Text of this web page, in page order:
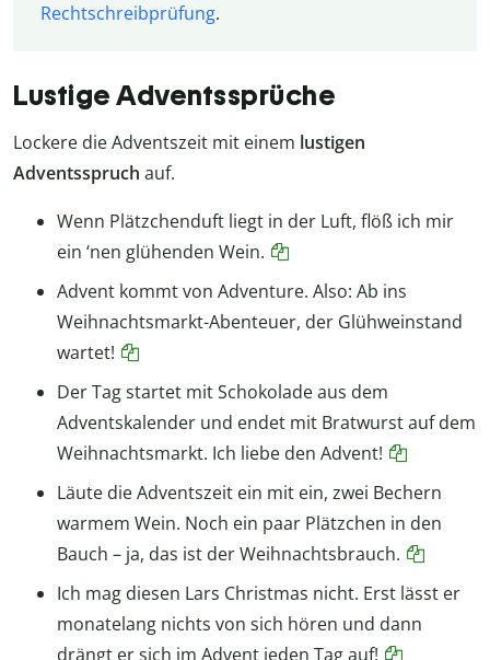
Rechtschreibprüfung.
Lustige Adventssprüche
Lockere die Adventszeit mit einem lustigen
Adventsspruch auf.
Wenn Plätzchenduft liegt in der Luft, flöß ich mir
ein ‘nen glühenden Wein.
Advent kommt von Adventure. Also: Ab ins
Weihnachtsmarkt-Abenteuer, der Glühweinstand
wartet!
Der Tag startet mit Schokolade aus dem
Adventskalender und endet mit Bratwurst auf dem
Weihnachtsmarkt. Ich liebe den Advent!
Läute die Adventszeit ein mit ein, zwei Bechern
warmem Wein. Noch ein paar Plätzchen in den
Bauch – ja, das ist der Weihnachtsbrauch.
Ich mag diesen Lars Christmas nicht. Erst lässt er
monatelang nichts von sich hören und dann
drängt er sich im Advent jeden Tag auf!